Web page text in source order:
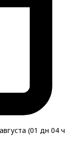
(01 дн 04 ч